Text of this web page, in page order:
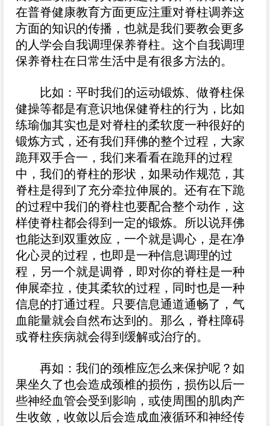
在普脊健康教育方面更应注重对脊柱调养这
方面的知识的传播，也就是我们要教会更多
的人学会自我调理保养脊柱。这个自我调理
保养脊柱在日常生活中是有很多方法的。
比如：平时我们的运动锻炼、做脊柱保
健操等都是有意识地保健脊柱的行为，比如
练瑜伽其实也是对脊柱的柔软度一种很好的
锻炼方式，还有我们拜佛的整个过程，大家
跪拜双手合一，我们来看看在跪拜的过程
中，我们的脊柱的形状，如果动作规范，其
脊柱是得到了充分牵拉伸展的。还有在下跪
的过程中我们的脊柱也要配合整个动作，这
样使脊柱都会得到一定的锻炼。所以说拜佛
也能达到双重效应，一个就是调心，是在净
化心灵的过程，也即是一种信息调理的过
程，另一个就是调脊，即对你的脊柱是一种
伸展牵拉，使其柔软的过程，同时也是一种
信息的打通过程。只要信息通道通畅了，气
血能量就会自然布达到的。那么，脊柱障碍
或脊柱疾病就会得到缓解或治疗的。
再如：我们的颈椎应怎么来保护呢？如
果坐久了也会造成颈椎的损伤，损伤以后一
些神经血管会受到影响，或使周围的肌肉产
生收敛，收敛以后会造成血液循环和神经传